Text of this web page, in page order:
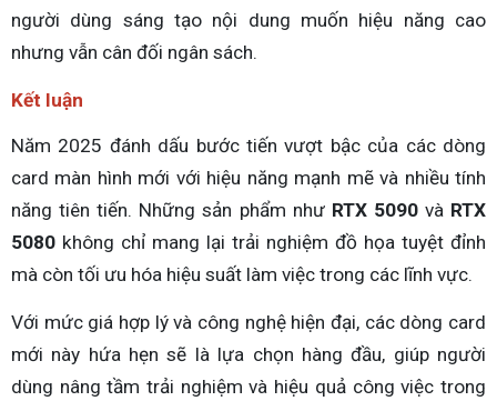
người dùng sáng tạo nội dung muốn hiệu năng cao
nhưng vẫn cân đối ngân sách.
Kết luận
Năm 2025 đánh dấu bước tiến vượt bậc của các dòng
card màn hình mới với hiệu năng mạnh mẽ và nhiều tính
năng tiên tiến. Những sản phẩm như RTX 5090 và RTX
5080 không chỉ mang lại trải nghiệm đồ họa tuyệt đỉnh
mà còn tối ưu hóa hiệu suất làm việc trong các lĩnh vực.
Với mức giá hợp lý và công nghệ hiện đại, các dòng card
mới này hứa hẹn sẽ là lựa chọn hàng đầu, giúp người
dùng nâng tầm trải nghiệm và hiệu quả công việc trong